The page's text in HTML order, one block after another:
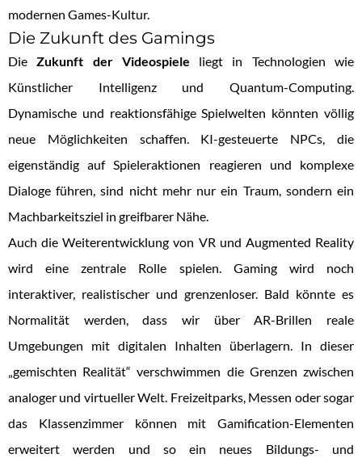
modernen Games-Kultur.
Die Zukunft des Gamings
DieZukunft der Videospiele liegt in Technologien wie
Künstlicher Intelligenz und Quantum-Computing.
Dynamische und reaktionsfähige Spielwelten könnten völlig
neue Möglichkeiten schaffen. KI-gesteuerte NPCs, die
eigenständig auf Spieleraktionen reagieren und komplexe
Dialoge führen, sind nicht mehr nur ein Traum, sondern ein
Machbarkeitsziel in greifbarer Nähe.
Auch die Weiterentwicklung von VR und Augmented Reality
wird eine zentrale Rolle spielen. Gaming wird noch
interaktiver, realistischer und grenzenloser. Bald könnte es
Normalität werden, dass wir über AR-Brillen reale
Umgebungen mit digitalen Inhalten überlagern. In dieser
„gemischten Realität“ verschwimmen die Grenzen zwischen
analoger und virtueller Welt. Freizeitparks, Messen oder sogar
das Klassenzimmer können mit Gamification-Elementen
erweitert werden und so ein neues Bildungs- und